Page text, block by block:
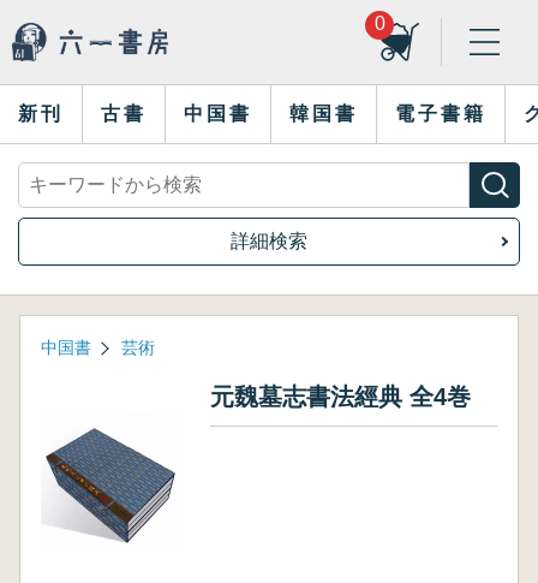
0
新刊 古書 中国書 韓国書 電子書籍
詳細検索
中国書 芸術
元魏墓志書法經典 全4巻